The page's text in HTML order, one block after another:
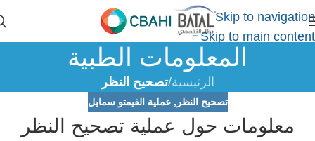
Skip to navigation
Skip to main content
المعلومات الطبية
الرئيسية/تصحيح النظر
تصحيح النظر ,عملية الفيمتو سمايل
معلومات حول عملية تصحيح النظر